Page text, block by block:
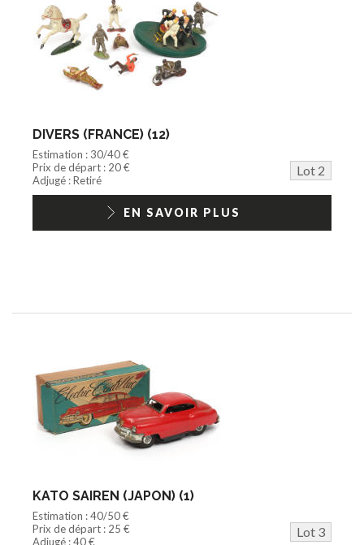
DIVERS (FRANCE) (12)
Estimation : 30/40 €
Prix de départ : 20 €
Lot 2
Adjugé : Retiré
EN SAVOIR PLUS
KATO SAIREN (JAPON) (1)
Estimation : 40/50 €
Prix de départ : 25 €
Lot 3
Adjugé : 40 €